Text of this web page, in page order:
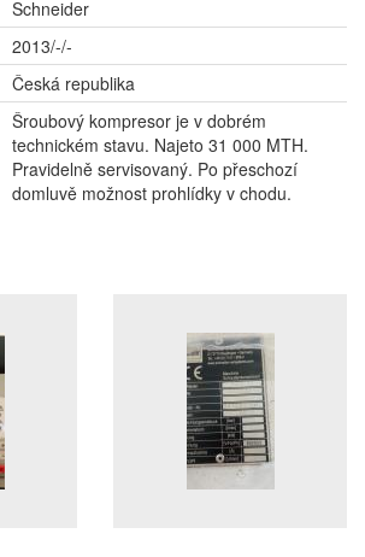
Schneider
2013/-/-
Česká republika
Šroubový kompresor je v dobrém
technickém stavu. Najeto 31 000 MTH.
Pravidelně servisovaný. Po přeschozí
domluvě možnost prohlídky v chodu.